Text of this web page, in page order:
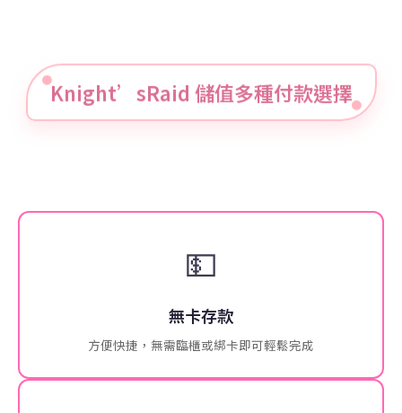
Knight’sRaid 儲值多種付款選擇
💵
無卡存款
方便快捷，無需臨櫃或綁卡即可輕鬆完成